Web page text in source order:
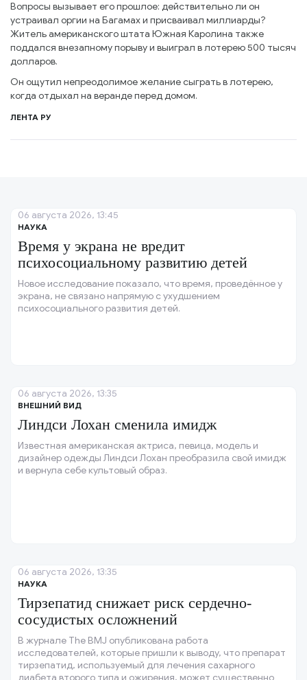
Вопросы вызывает его прошлое: действительно ли он
устраивал оргии на Багамах и присваивал миллиарды?
Житель американского штата Южная Каролина также
поддался внезапному порыву и выиграл в лотерею 500 тысяч
долларов.
Он ощутил непреодолимое желание сыграть в лотерею,
когда отдыхал на веранде перед домом.
ЛЕНТА РУ
НАУКА
Время у экрана не вредит
психосоциальному развитию детей
Новое исследование показало, что время, проведённое у
экрана, не связано напрямую с ухудшением
психосоциального развития детей.
06 августа 2026, 13:45
ВНЕШНИЙ ВИД
Линдси Лохан сменила имидж
Известная американская актриса, певица, модель и
дизайнер одежды Линдси Лохан преобразила свой имидж
и вернула себе культовый образ.
06 августа 2026, 13:35
НАУКА
Тирзепатид снижает риск сердечно-
сосудистых осложнений
В журнале The BMJ опубликована работа
исследователей, которые пришли к выводу, что препарат
тирзепатид, используемый для лечения сахарного
диабета второго типа и ожирения, может существенно
06 августа 2026, 13:35